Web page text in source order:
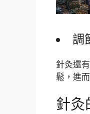
調
針灸還
鬆，進
針灸